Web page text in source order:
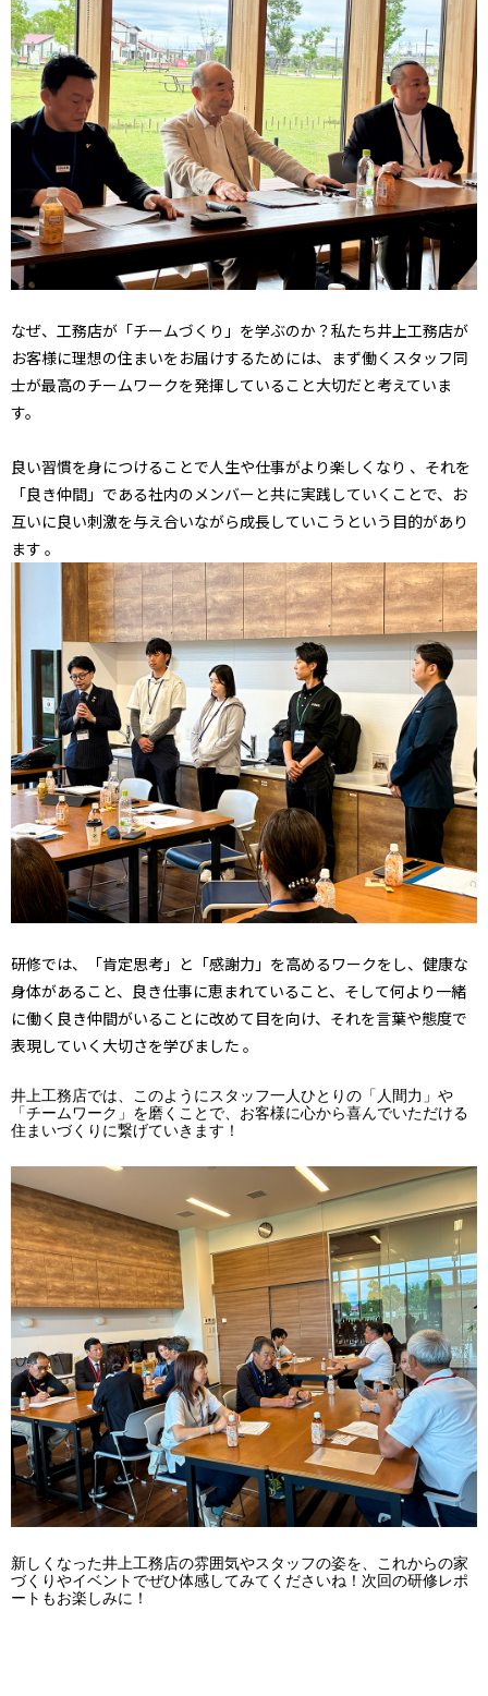
なぜ、工務店が「チームづくり」を学ぶのか？私たち井上工務店が
お客様に理想の住まいをお届けするためには、まず働くスタッフ同
士が最高のチームワークを発揮していること大切だと考えていま
す。
良い習慣を身につけることで人生や仕事がより楽しくなり 、それを
「良き仲間」である社内のメンバーと共に実践していくことで、お
互いに良い刺激を与え合いながら成長していこうという目的があり
ます 。
研修では、「肯定思考」と「感謝力」を高めるワークをし、 健康な
身体があること、良き仕事に恵まれていること、そして何より一緒
に働く良き仲間がいることに改めて目を向け、それを言葉や態度で
表現していく大切さを学びました 。
井上工務店では、このようにスタッフ一人ひとりの「人間力」や
「チームワーク」を磨くことで、お客様に心から喜んでいただける
住まいづくりに繋げていきます！
新しくなった井上工務店の雰囲気やスタッフの姿を、これからの家
づくりやイベントでぜひ体感してみてくださいね！次回の研修レポ
ートもお楽しみに！